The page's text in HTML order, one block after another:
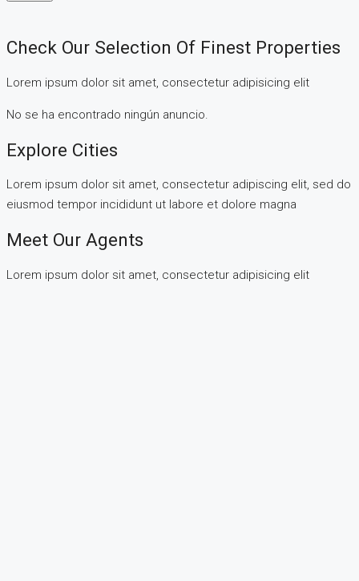
Check Our Selection Of Finest Properties
Lorem ipsum dolor sit amet, consectetur adipisicing elit
No se ha encontrado ningún anuncio.
Explore Cities
Lorem ipsum dolor sit amet, consectetur adipiscing elit, sed do
eiusmod tempor incididunt ut labore et dolore magna
Meet Our Agents
Lorem ipsum dolor sit amet, consectetur adipisicing elit